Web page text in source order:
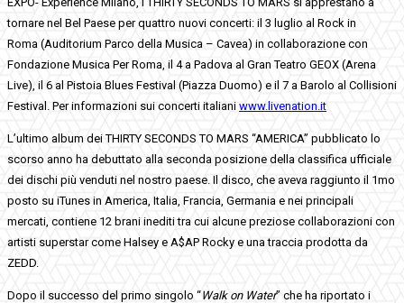
tornare nel Bel Paese per quattro nuovi concerti: il 3 luglio al Rock in
Roma (Auditorium Parco della Musica – Cavea) in collaborazione con
Fondazione Musica Per Roma, il 4 a Padova al Gran Teatro GEOX (Arena
Live), il 6 al Pistoia Blues Festival (Piazza Duomo) e il 7 a Barolo al Collisioni
Festival. Per informazioni sui concerti italiani www.livenation.it
L’ultimo album dei THIRTY SECONDS TO MARS “AMERICA” pubblicato lo
scorso anno ha debuttato alla seconda posizione della classifica ufficiale
dei dischi più venduti nel nostro paese. Il disco, che aveva raggiunto il 1mo
posto su iTunes in America, Italia, Francia, Germania e nei principali
mercati, contiene 12 brani inediti tra cui alcune preziose collaborazioni con
artisti superstar come Halsey e A$AP Rocky e una traccia prodotta da
ZEDD.
Dopo il successo del primo singolo “Walk on Water” che ha riportato i